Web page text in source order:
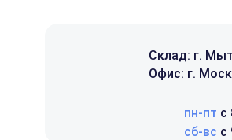
Склад: г.
Офис: г.
пн-пт с
сб-вс с